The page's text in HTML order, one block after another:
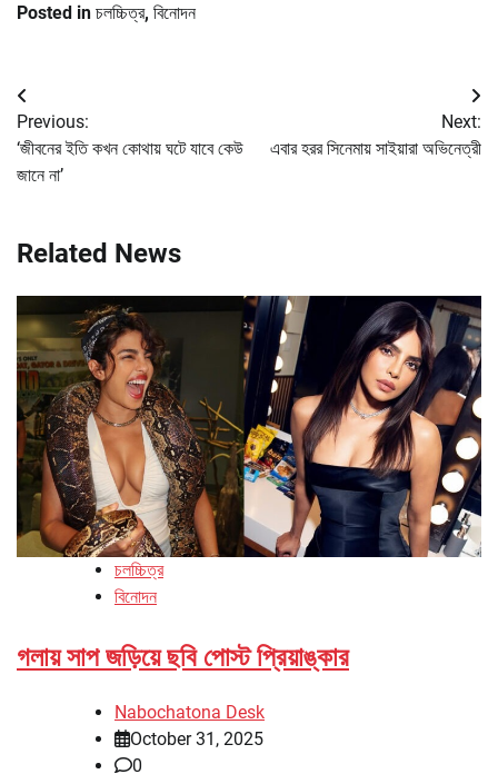
Posted in চলচ্চিত্র, বিনোদন
Post
navigation
Previous:
‘জীবনের ইতি কখন কোথায় ঘটে যাবে কেউ
জানে না’
Next:
এবার হরর সিনেমায় সাইয়ারা অভিনেত্রী
Related News
চলচ্চিত্র
বিনোদন
গলায় সাপ জড়িয়ে ছবি পোস্ট প্রিয়াঙ্কার
Nabochatona Desk
October 31, 2025
0